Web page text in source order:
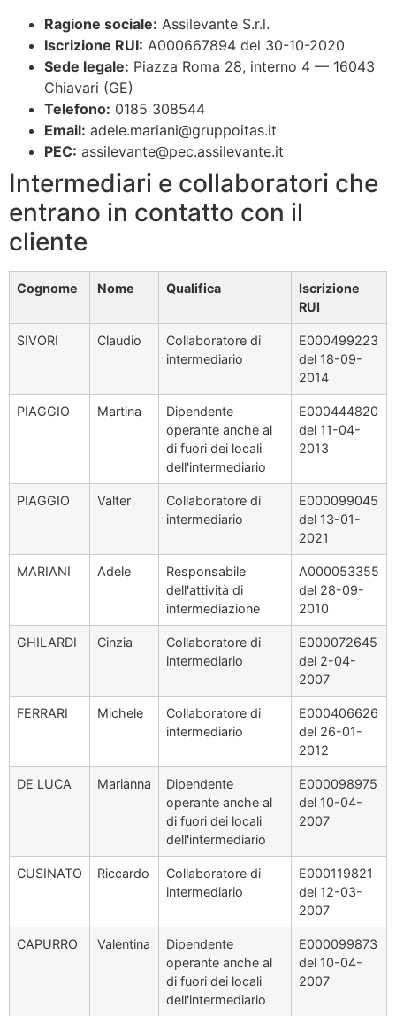
Ragione sociale: Assilevante S.r.l.
Iscrizione RUI: A000667894 del 30-10-2020
Sede legale: Piazza Roma 28, interno 4 — 16043
Chiavari (GE)
Telefono: 0185 308544
Email: adele.mariani@gruppoitas.it
PEC: assilevante@pec.assilevante.it
Intermediari e collaboratori che
entrano in contatto con il
cliente
Cognome Nome Qualifica
Iscrizione
RUI
SIVORI Claudio
Collaboratore di
intermediario
E000499223
del 18-09-
2014
PIAGGIO Martina
Dipendente
operante anche al
di fuori dei locali
dell'intermediario
E000444820
del 11-04-
2013
PIAGGIO Valter
Collaboratore di
intermediario
E000099045
del 13-01-
2021
MARIANI Adele
Responsabile
dell'attività di
intermediazione
A000053355
del 28-09-
2010
GHILARDI Cinzia
Collaboratore di
intermediario
E000072645
del 2-04-
2007
FERRARI Michele
Collaboratore di
intermediario
E000406626
del 26-01-
2012
DE LUCA Marianna
Dipendente
operante anche al
di fuori dei locali
dell'intermediario
E000098975
del 10-04-
2007
CUSINATO Riccardo
Collaboratore di
intermediario
E000119821
del 12-03-
2007
CAPURRO Valentina
Dipendente
operante anche al
di fuori dei locali
dell'intermediario
E000099873
del 10-04-
2007